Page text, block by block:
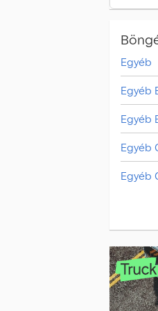
Egyéb
Egyéb
Egyéb
Egyéb
Egyéb
Egyéb
Egyéb
Egyéb